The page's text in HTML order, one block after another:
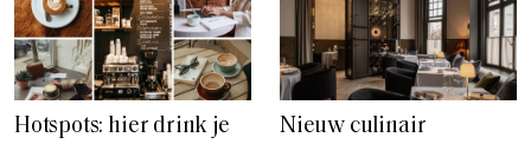
Hotspots: hier drink je
Nieuw culinair